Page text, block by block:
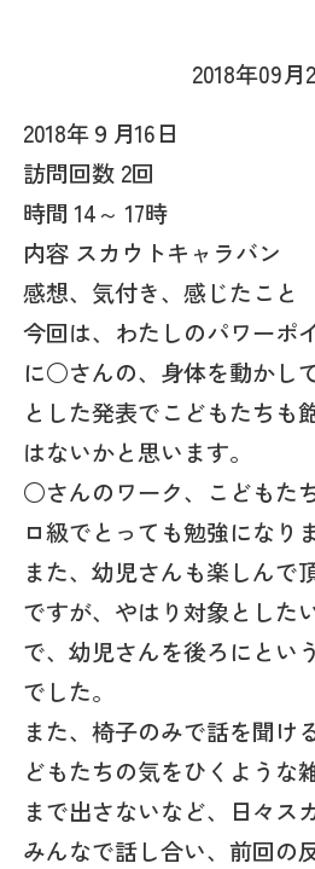
2018年09月
2018年９月16日
訪問回数 2回
時間 14～ 17時
内容 スカウトキャラバン
感想、気付き、感じたこと
今回は、わたしのパワーポ
に○さんの、身体を動かし
とした発表でこどもたちも
はないかと思います。
○さんのワーク、こどもた
ロ級でとっても勉強になり
また、幼児さんも楽しんで
ですが、やはり対象とした
で、幼児さんを後ろにとい
でした。
また、椅子のみで話を聞け
どもたちの気をひくような
まで出さないなど、日々ス
みんなで話し合い、前回の